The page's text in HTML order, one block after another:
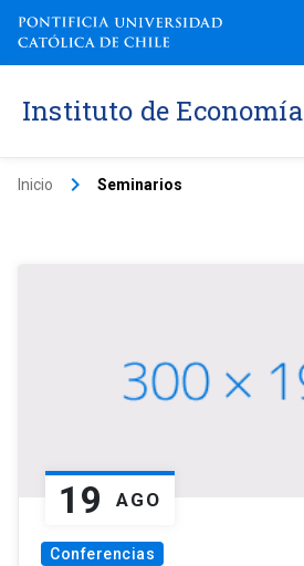
Instituto de Economía
Inicio keyboard_arrow_right Seminarios
19 AGO
Conferencias